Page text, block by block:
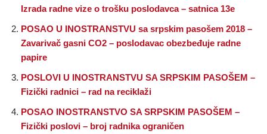
Izrada radne vize o trošku poslodavca – satnica 13e
POSAO U INOSTRANSTVU sa srpskim pasošem 2018 –
Zavarivač gasni CO2 – poslodavac obezbeđuje radne
papire
POSLOVI U INOSTRANSTVU SA SRPSKIM PASOŠEM –
Fizički radnici – rad na reciklaži
POSAO INOSTRANSTVO SA SRPSKIM PASOŠEM –
Fizički poslovi – broj radnika ograničen